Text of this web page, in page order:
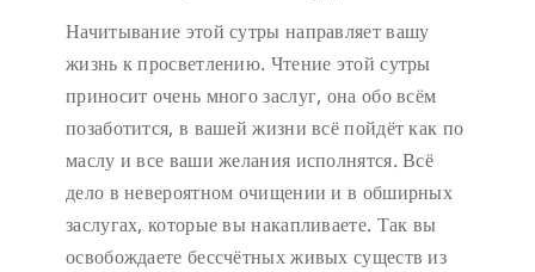
Начитывание этой сутры направляет вашу
жизнь к просветлению. Чтение этой сутры
приносит очень много заслуг, она обо всём
позаботится, в вашей жизни всё пойдёт как по
маслу и все ваши желания исполнятся. Всё
дело в невероятном очищении и в обширных
заслугах, которые вы накапливаете. Так вы
освобождаете бессчётных живых существ из